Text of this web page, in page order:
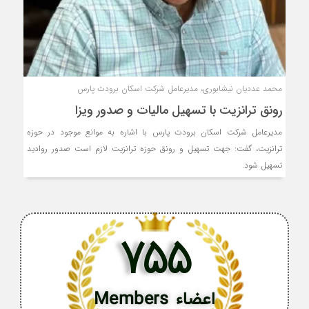
محمد عددیان نیشابوری، مدیرعامل شرکت اسکان برودت پارس
رونق ترانزیت با تسهیل مالیات و صدور ویزا
مدیرعامل شرکت اسکان برودت پارس با اشاره به موانع موجود در حوزه
ترانزیت، گفت: جهت تسهیل و رونق حوزه ترانزیت لازم است صدور روادید
تسهیل شود.
اعضاء Members
755